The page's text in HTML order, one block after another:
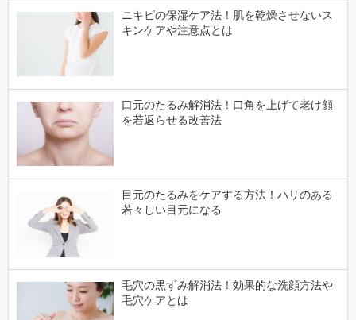
ニキビの保湿ケア法！肌を乾燥させないス
キンケアや注意点とは
口元のたるみ解消法！口角を上げて老け顔
を若返らせる改善法
目元のたるみをケアする方法！ハリのある
若々しい目元になる
毛穴の黒ずみ解消法！効果的な洗顔方法や
毛穴ケアとは